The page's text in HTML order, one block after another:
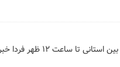
۱۲ ظهر فردا خبر داد.